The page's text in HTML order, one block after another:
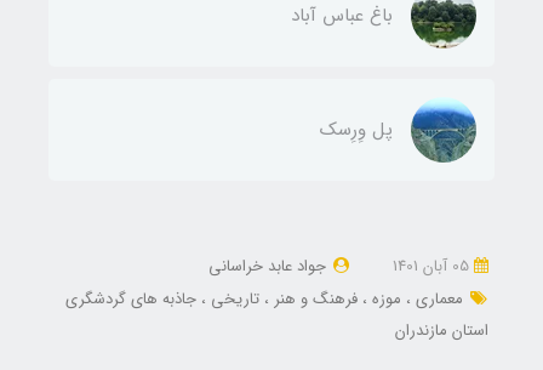
باغ عباس آباد
پل وِرِسک
جواد عابد خراسانی
معماری
موزه فرهنگ و هنر تاریخی
جاذبه های گردشگری
استان مازندران